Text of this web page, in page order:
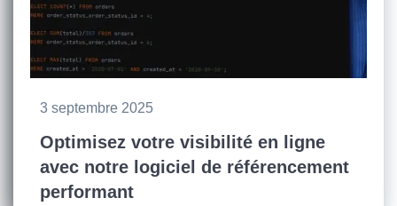
3 septembre 2025
Optimisez votre visibilité en ligne
avec notre logiciel de référencement
performant